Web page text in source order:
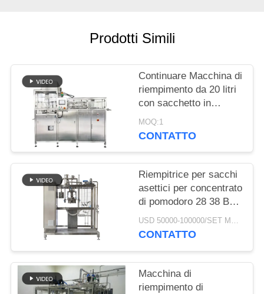
MAPPA
DEL
SITO
PRIVACY
POLICY
Prodotti Simili
Continuare Macchina di
riempimento da 20 litri
con sacchetto in
scatola, riempitore
asettico per latte /
MOQ:1
CONTATTO
Riempitrice per sacchi
asettici per concentrato
di pomodoro 28 38 Brix
Riempitrice per salsa USD 50000-100000/SET MOQ:1 insieme
CONTATTO
Macchina di
riempimento di